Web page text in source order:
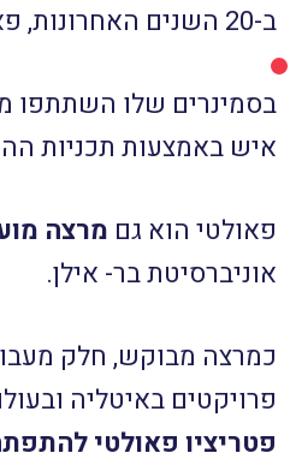
ב-20 השנים האחרונות, פאולטי שינה את התמונה הבינלאומית בעולם ההדרכה כשהוא מממש מערכים פדגוגיים למוטיבציה בעלי יעילות מוכחת.
בסמינרים שלו השתתפו
איש באמצעות תכניות
פאולטי הוא גם מרצה
אוניברסיטת בר- אילן.
פרויקטים באיטליה ובעולם לקידום ילדים ונוער, אשר
פטריציו פאולטי